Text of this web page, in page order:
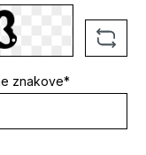
znakove*